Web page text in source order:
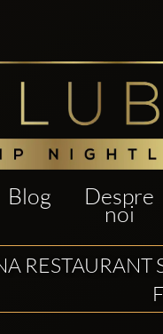
Blog Despre
noi
RESTAURANT